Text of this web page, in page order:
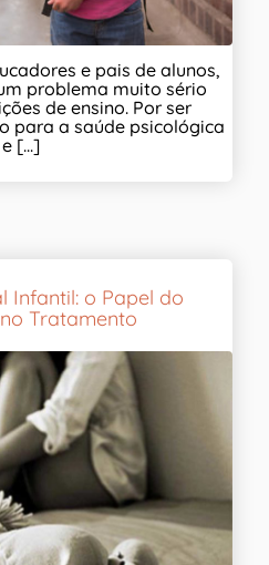
e pais de alunos,
problema muito sério
de ensino. Por ser
para a saúde psicológica
e [...]
Infantil: o Papel do
Tratamento